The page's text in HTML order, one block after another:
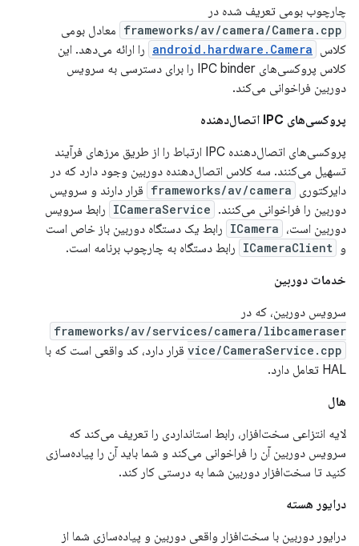
چارچوب بومی تعریف شده در
frameworks/av/camera/Camera.cpp معادل بومی
کلاس android.hardware.Camera را ارائه می‌دهد. این
کلاس پروکسی‌های IPC binder را برای دسترسی به سرویس
دوربین فراخوانی می‌کند.
پروکسی‌های IPC اتصال‌دهنده
پروکسی‌های اتصال‌دهنده IPC ارتباط را از طریق مرزهای فرآیند
تسهیل می‌کنند. سه کلاس اتصال‌دهنده دوربین وجود دارد که در
دایرکتوری frameworks/av/camera قرار دارند و سرویس
دوربین را فراخوانی می‌کنند. ICameraService رابط سرویس
دوربین است، ICamera رابط یک دستگاه دوربین باز خاص است
و
ICameraClient رابط دستگاه به چارچوب برنامه است.
خدمات دوربین
سرویس دوربین، که در
frameworks/av/services/camera/libcameraser
vice/CameraService.cpp قرار دارد، کد واقعی است که با
HAL تعامل دارد.
هال
لایه انتزاعی سخت‌افزار، رابط استانداردی را تعریف می‌کند که
سرویس دوربین آن را فراخوانی می‌کند و شما باید آن را پیاده‌سازی
کنید تا سخت‌افزار دوربین شما به درستی کار کند.
درایور هسته
درایور دوربین با سخت‌افزار واقعی دوربین و پیاده‌سازی شما از